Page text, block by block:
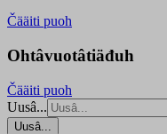
Čääiti puoh
Ohtâvuotâtiäđuh
Čääiti puoh
Uusâ...
Uusâ...